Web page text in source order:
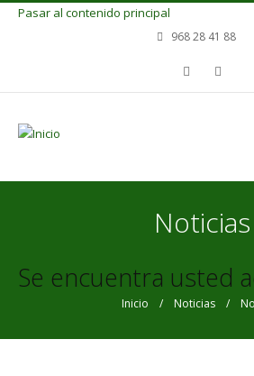
Pasar al contenido principal
968 28 41 88
Noticias
Se encuentra usted
Inicio / Noticias /